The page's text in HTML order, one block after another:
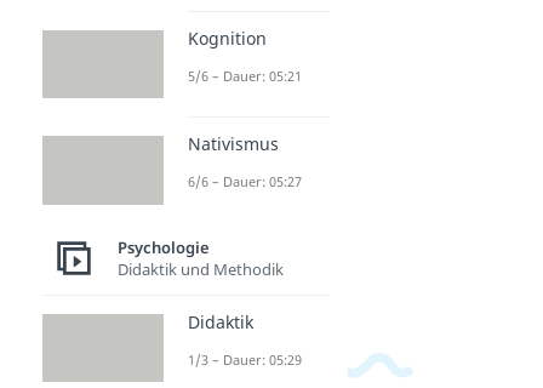
Kognition
5/6 – Dauer: 05:21
Nativismus
6/6 – Dauer: 05:27
Psychologie
Didaktik und Methodik
Didaktik
1/3 – Dauer: 05:29